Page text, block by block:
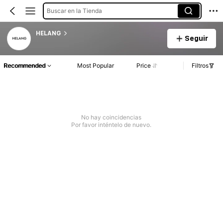
Buscar en la Tienda
HELANG
Seguir
Recommended Most Popular Price Filtros
No hay coincidencias
Por favor inténtelo de nuevo.